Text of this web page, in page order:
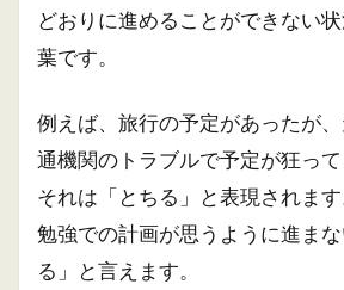
どおりに進めることができない
葉です。
例えば、旅行の予定があったが
通機関のトラブルで予定が狂って
それは「とちる」と表現されま
勉強での計画が思うように進ま
る」と言えます。